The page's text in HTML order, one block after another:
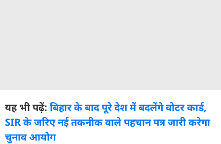
यह भी पढ़ें: बिहार के बाद पूरे देश में बदलेंगे वोटर कार्ड,
SIR के जरिए नई तकनीक वाले पहचान पत्र जारी करेगा
चुनाव आयोग